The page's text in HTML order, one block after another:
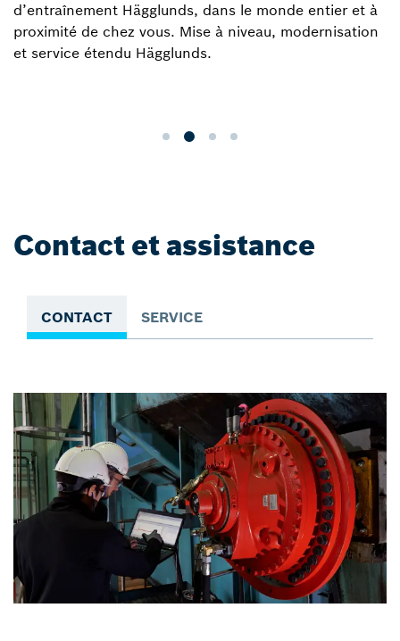
d’entraînement Hägglunds, dans le monde entier et à
proximité de chez vous. Mise à niveau, modernisation
et service étendu Hägglunds.
Contact et assistance
CONTACT SERVICE